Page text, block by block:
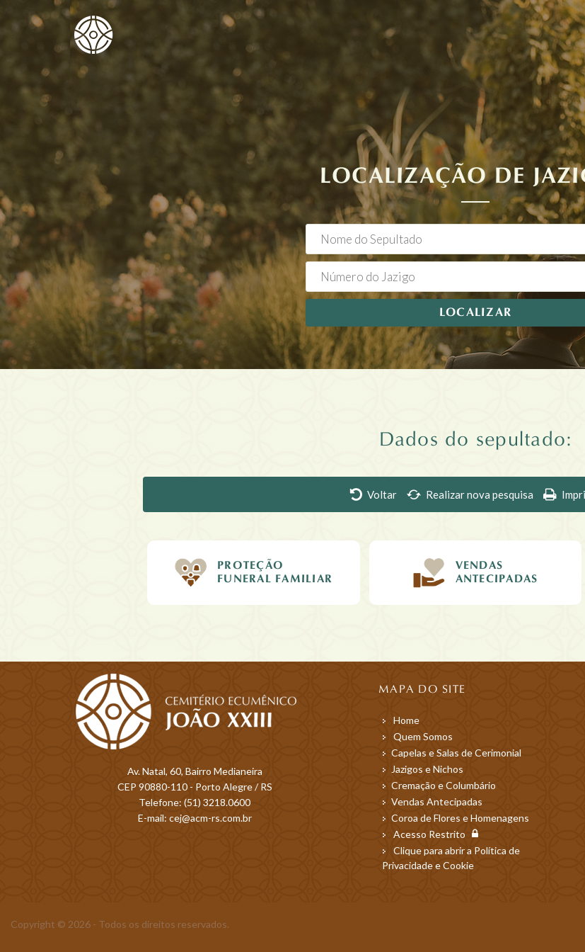
LOCALIZAÇÃO DE
LOCALIZAR
Dados do sepultado:
Voltar Realizar nova pesquisa
PROTEÇÃO
FUNERAL FAMILIAR
VENDAS
ANTECIPADAS
Av. Natal, 60, Bairro Medianeira
CEP 90880-110 - Porto Alegre / RS
Telefone: (51) 3218.0600
E-mail: cej@acm-rs.com.br
MAPA DO SITE
Home
Quem Somos
Capelas e Salas de Cerimonial
Jazigos e Nichos
Cremação e Columbário
Vendas Antecipadas
Coroa de Flores e Homenagens
Acesso Restrito
Clique para abrir a Política de
Privacidade e Cookie
Copyright © 2026 - Todos os direitos reservados.